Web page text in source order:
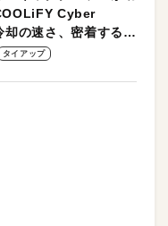
Cyber
の速さ、密着する冷
な操作性がグッド！
タイアップ